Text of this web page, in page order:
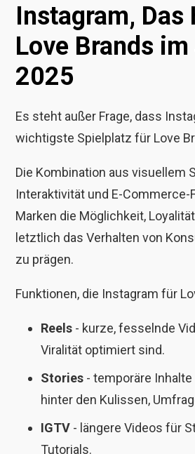
Instagram, Das
Love Brands
2025
Es steht außer Frage, dass
wichtigste Spielplatz für Love
Die Kombination aus visuellem
Interaktivität und E-Commerce-
Marken die Möglichkeit,
letztlich das Verhalten von
zu prägen.
Funktionen, die Instagram für
Reels - kurze, fesselnde
Viralität optimiert sind.
Stories - temporäre
hinter den Kulissen,
IGTV - längere Videos für
Tutorials.